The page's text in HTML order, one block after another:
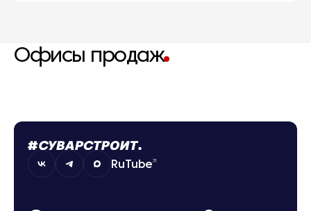
Офисы продаж
RuTube